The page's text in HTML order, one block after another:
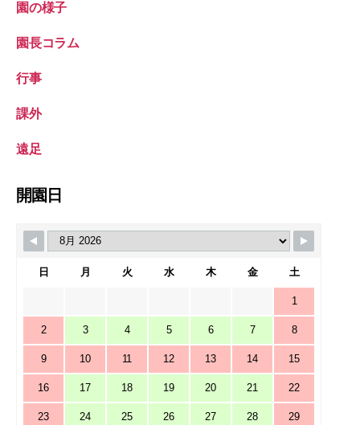
園の様子
園長コラム
行事
課外
遠足
開園日
日 月 火 水 木 金 土
1
2 3 4 5 6 7 8
9 10 11 12 13 14 15
16 17 18 19 20 21 22
23 24 25 26 27 28 29